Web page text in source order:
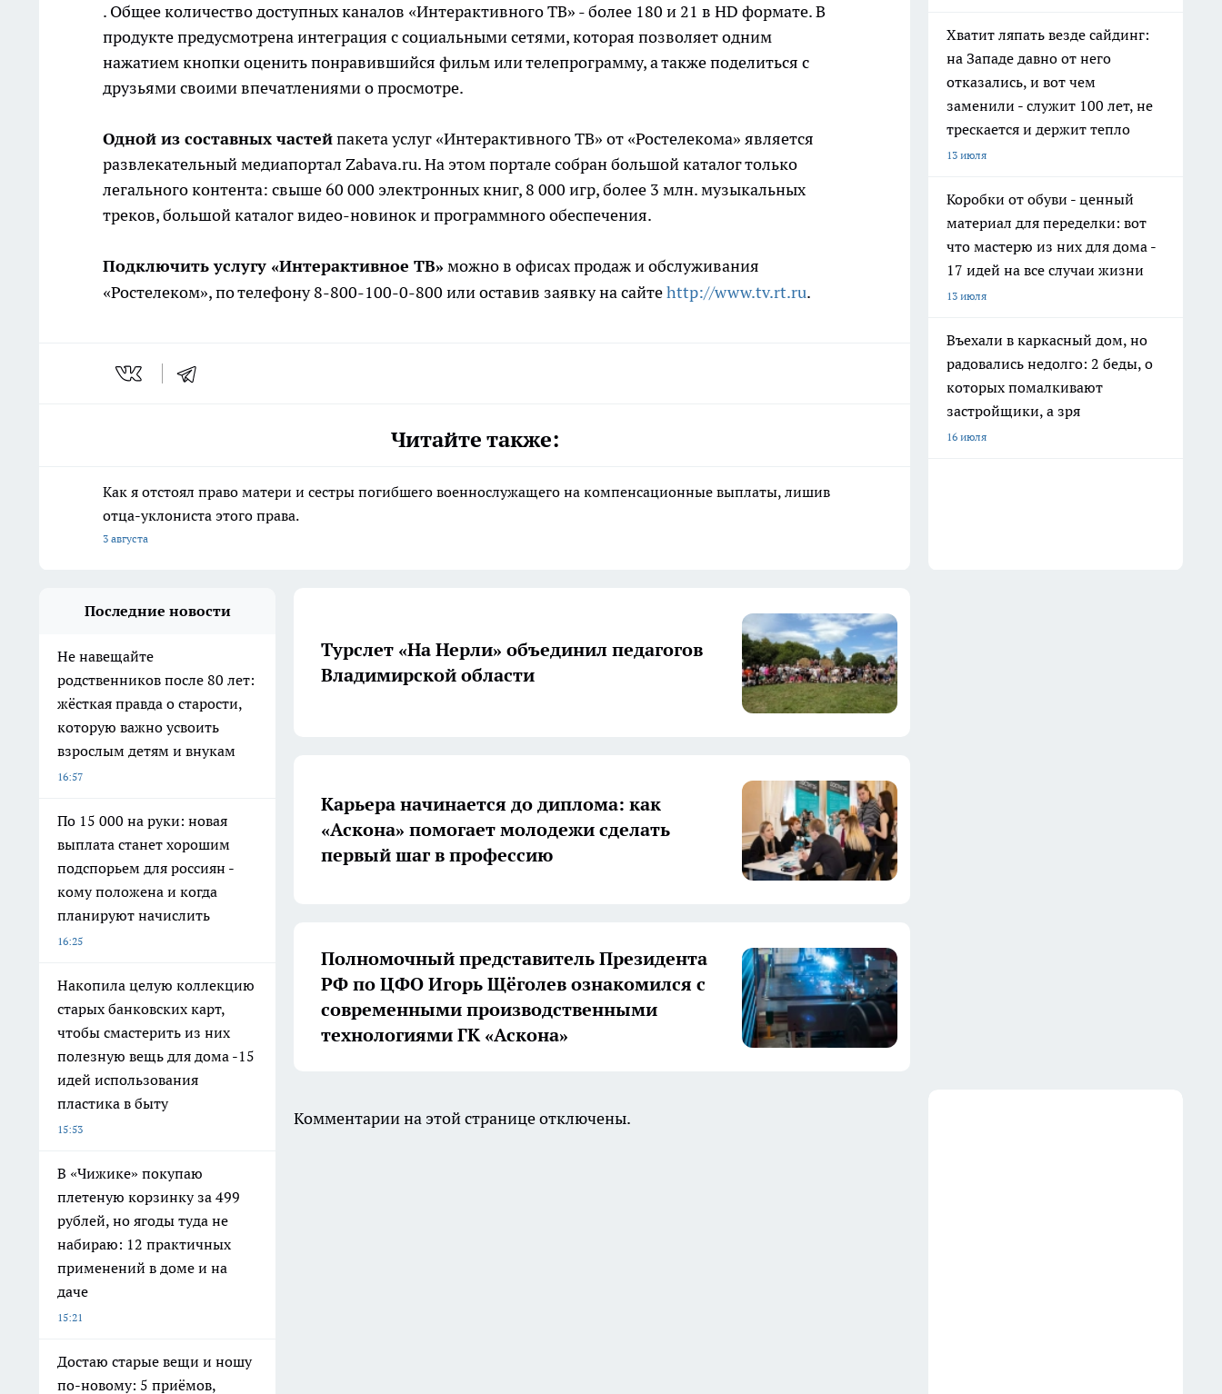
. Общее количество доступных каналов «Интерактивного ТВ» - более 180 и 21 в HD формате. В
продукте предусмотрена интеграция с социальными сетями, которая позволяет одним
нажатием кнопки оценить понравившийся фильм или телепрограмму, а также поделиться с
друзьями своими впечатлениями о просмотре.
Одной из составных частейпакета услуг «Интерактивного ТВ» от «Ростелекома» является
развлекательный медиапортал Zabava.ru. На этом портале собран большой каталог только
легального контента: свыше 60 000 электронных книг, 8 000 игр, более 3 млн. музыкальных
треков, большой каталог видео-новинок и программного обеспечения.
Подключить услугу «Интерактивное ТВ» можно в офисах продаж и обслуживания
«Ростелеком», по телефону 8-800-100-0-800 или оставив заявку на сайтеhttp://www.tv.rt.ru.
Читайте также:
Как я отстоял право матери и сестры погибшего военнослужащего на компенсационные выплаты, лишив
отца-уклониста этого права.
3 августа
Хватит ляпать везде сайдинг:
на Западе давно от него
отказались, и вот чем
заменили - служит 100 лет, не
трескается и держит тепло
13 июля
Коробки от обуви - ценный
материал для переделки: вот
что мастерю из них для дома -
17 идей на все случаи жизни
13 июля
Въехали в каркасный дом, но
радовались недолго: 2 беды, о
которых помалкивают
застройщики, а зря
16 июля
Последние новости
Не навещайте
родственников после 80 лет:
жёсткая правда о старости,
которую важно усвоить
взрослым детям и внукам
16:57
По 15 000 на руки: новая
выплата станет хорошим
подспорьем для россиян -
кому положена и когда
планируют начислить
16:25
Накопила целую коллекцию
старых банковских карт,
чтобы смастерить из них
полезную вещь для дома -15
идей использования
пластика в быту
15:53
В «Чижике» покупаю
плетеную корзинку за 499
рублей, но ягоды туда не
набираю: 12 практичных
применений в доме и на
даче
15:21
Достаю старые вещи и ношу
по-новому: 5 приёмов,
Турслет «На Нерли» объединил педагогов
Владимирской области
Карьера начинается до диплома: как
«Аскона» помогает молодежи сделать
первый шаг в профессию
Полномочный представитель Президента
РФ по ЦФО Игорь Щёголев ознакомился с
современными производственными
технологиями ГК «Аскона»
Комментарии на этой странице отключены.